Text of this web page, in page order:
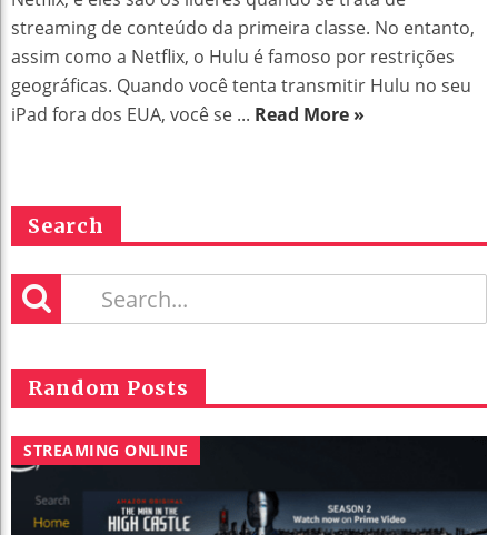
streaming de conteúdo da primeira classe. No entanto,
assim como a Netflix, o Hulu é famoso por restrições
geográficas. Quando você tenta transmitir Hulu no seu
iPad fora dos EUA, você se ... Read More »
Search
Random Posts
STREAMING ONLINE